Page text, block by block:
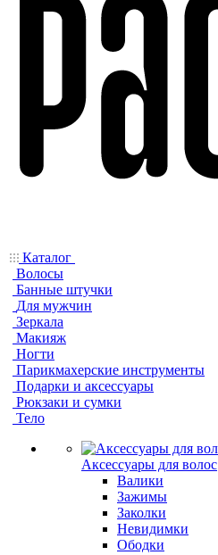
Каталог
Волосы
Банные штучки
Для мужчин
Зеркала
Макияж
Ногти
Парикмахерские инструменты
Подарки и аксессуары
Рюкзаки и сумки
Тело
Аксессуары для волос
Валики
Зажимы
Заколки
Невидимки
Ободки